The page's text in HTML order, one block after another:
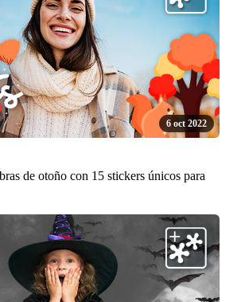
6 oct 2022
de otoño con 15 stickers únicos para